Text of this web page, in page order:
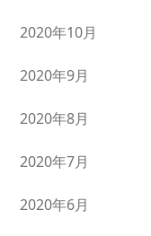
2020年10月
2020年9月
2020年8月
2020年7月
2020年6月